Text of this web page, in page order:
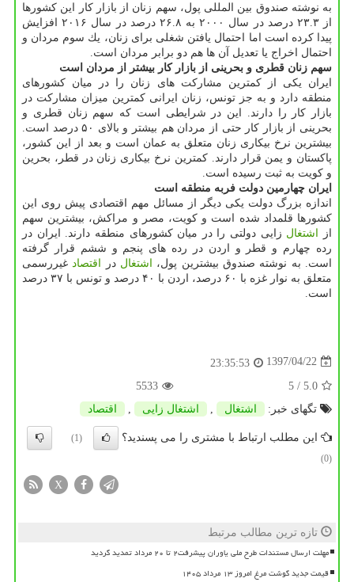
به نوشته صندوق بین المللی پول، سهم زنان از بازار كار این كشورها
از ۲۳.۳ درصد در سال ۲۰۰۰ به ۲۶.۸ درصد در سال ۲۰۱۶ افزایش
پیدا كرده است اما احتمال یافتن شغلی برای زنان، یك سوم مردان و
احتمال اخراج یا تعدیل آن ها هم دو برابر مردان است.
سهم زنان قطری و بحرینی از بازار كار بیشتر از مردان است
ایران یكی از كمترین مشاركت های زنان را در میان كشورهای
منطقه دارد و به جز تونس، زنان ایرانی كمترین میزان مشاركت در
بازار كار را دارند. این در شرایطی است كه سهم زنان قطری و
بحرینی از بازار كار حتی از مردان هم بیشتر و بالای ۵۰ درصد است.
بیشترین نرخ بیكاری زنان متعلق به عمان است و بعد از این كشور،
پاكستان و یمن قرار دارند. كمترین نرخ بیكاری زنان در قطر، بحرین
و كویت به ثبت رسیده است.
ایران چهارمین دولت فربه منطقه است
اندازه بزرگ دولت یكی دیگر از مسائل مهم اقتصادی پیش روی این
كشورها قلمداد شده است و كویت، مصر و مراكش، بیشترین سهم
از
اشتغال زایی دولتی را در میان كشورهای منطقه دارند. ایران در
رده چهارم و قطر و اردن در رده های پنجم و ششم قرار گرفته
است. به نوشته صندوق بیشترین پول،
اشتغال در اقتصادغیررسمی
متعلق به نوار غزه با ۶۰ درصد، اردن با ۴۰ درصد و تونس با ۳۷ درصد
است.
1397/04/22
23:35:53
5.0
/ 5
5533
تگهای خبر:
اشتغال اشتغال زایی اقتصاد
این مطلب ارتباط با مشتری را می پسندید؟
(1)
(0)
X
تازه ترین مطالب مرتبط
مهلت ارسال مستندات طرح ملی یاوران پیشرفت۲ تا ۲۰ مرداد تمدید گردید
قیمت جدید گوشت مرغ امروز ۱۳ مرداد ۱۴۰۵